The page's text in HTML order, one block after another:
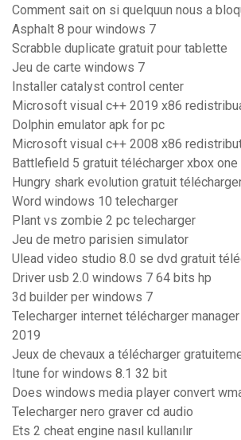
Comment sait on si quelquun nous a
Asphalt 8 pour windows 7
Scrabble duplicate gratuit pour tablette
Jeu de carte windows 7
Installer catalyst control center
Microsoft visual c++ 2019 x86
Dolphin emulator apk for pc
Microsoft visual c++ 2008 x86
Battlefield 5 gratuit télécharger xbox one
Hungry shark evolution gratuit
Word windows 10 telecharger
Plant vs zombie 2 pc telecharger
Jeu de metro parisien simulator
Ulead video studio 8.0 se dvd gratuit
Driver usb 2.0 windows 7 64 bits hp
3d builder per windows 7
Telecharger internet télécharger
2019
Jeux de chevaux a télécharger
Itune for windows 8.1 32 bit
Does windows media player convert
Telecharger nero graver cd audio
Ets 2 cheat engine nasıl kullanılır